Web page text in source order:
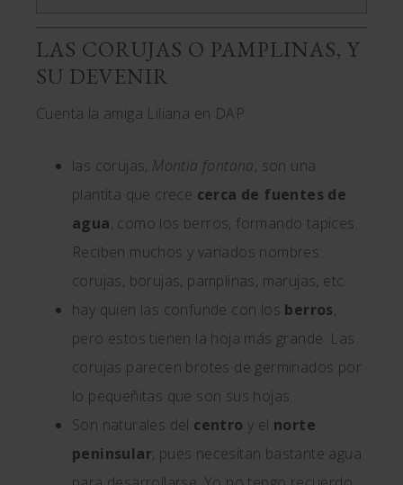
LAS CORUJAS O PAMPLINAS, Y
SU DEVENIR
Cuenta la amiga Liliana en DAP:
las corujas, Montia fontana, son una
plantita que crece cerca de fuentes de
agua, como los berros, formando tapices.
Reciben muchos y variados nombres:
corujas, borujas, pamplinas, marujas, etc.
hay quien las confunde con los berros,
pero estos tienen la hoja más grande. Las
corujas parecen brotes de germinados por
lo pequeñitas que son sus hojas.
Son naturales del centro y el norte
peninsular, pues necesitan bastante agua